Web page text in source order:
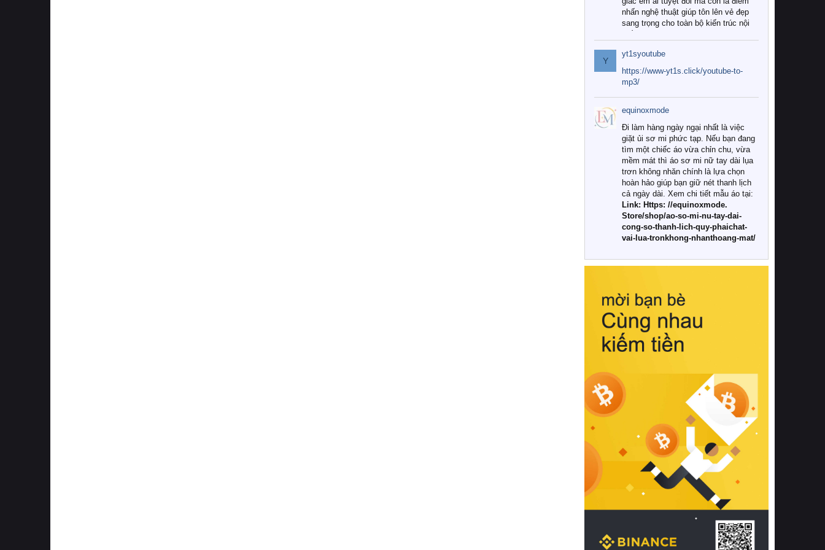
nhấn nghệ thuật giúp tôn lên vẻ đẹp
sang trọng cho toàn bộ kiến trúc nội
Tuy nhiên, giữa thị trường đa dạng
với vô vàn thương hiệu và mẫu mã
như hiện nay, làm thế nào để chọn
được những bộ chăn ga gối đệm cao
cấp thực sự chất lượng, phù hợp với
khí hậu và nhu cầu sử dụng của gia
đình? Hãy cùng chúng tôi đi tìm lời
giải đáp chi tiết qua bài viết dưới đây.
1. Tại sao các gia đình hiện đại lại ưa
chuộng chăn ga gối đệm cao cấp?
Khác với các dòng sản phẩm thông
thường, những bộ chăn ga gối đệm
cao cấp trải qua quy trình sản xuất
nghiêm ngặt từ khâu chọn lọc nguyên
liệu tự nhiên đến công nghệ dệt
nhuộm hiện đại không chứa hóa chất
này, bạn sẽ cảm nhận rõ rệt sự khác
hồi chuẩn xác của phần đệm nâng đỡ
cột sống.
Bên cạnh đó, việc lựa chọn các dòng
sản phẩm đạt chuẩn chất lượng quốc
tế còn giúp ngăn ngừa tình trạng kích
khuẩn và nấm mốc trong điều kiện
thời tiết nóng ẩm. Bạn có thể tìm hiểu
thêm các nghiên cứu khoa học về tác
động của giấc ngủ và môi trường
phòng ngủ đối với sức khỏe con
người tại Sleep Foundation (External
Link) để có cái nhìn toàn diện hơn.
2. Các tiêu chí vàng khi lựa chọn
chăn ga gối đệm cao cấp cho phòng
ngủ
Để sở hữu một bộ chăn ga gối đệm
cao cấp hoàn hảo cả về thẩm mỹ lẫn
công năng, người tiêu dùng cần cân
nhắc kỹ lưỡng các tiêu chí quan trọng
Y
yt1syoutube
https://www-yt1s.click/youtube-to-
mp3/
equinoxmode
Đi làm hàng ngày ngại nhất là việc
giặt ủi sơ mi phức tạp. Nếu bạn đang
tìm một chiếc áo vừa chỉn chu, vừa
mềm mát thì áo sơ mi nữ tay dài lụa
trơn không nhăn chính là lựa chọn
hoàn hảo giúp bạn giữ nét thanh lịch
cả ngày dài. Xem chi tiết mẫu áo tại:
Link: Https: //equinoxmode.
Store/shop/ao-so-mi-nu-tay-dai-
cong-so-thanh-lich-quy-phaichat-
vai-lua-tronkhong-nhanthoang-mat/